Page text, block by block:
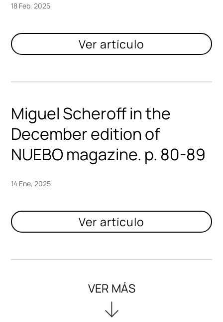
18 Feb, 2025
Miguel Scheroff in the
December edition of
NUEBO magazine. p. 80-89
14 Ene, 2025